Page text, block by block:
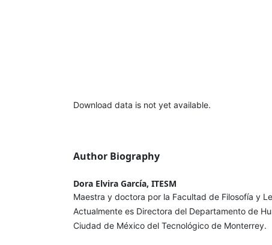
Download data is not yet available.
Author Biography
Dora Elvira García, ITESM
Maestra y doctora por la Facultad de Filosofía y
Actualmente es Directora del Departamento de
Ciudad de México del Tecnológico de Monterrey.